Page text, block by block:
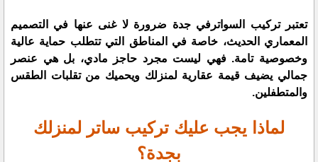
​تعتبر تركيب السواترفي جدة ضرورة لا غنى عنها في التصميم
المعماري الحديث، خاصة في المناطق التي تتطلب حماية عالية
وخصوصية تامة. فهي ليست مجرد حاجز مادي، بل هي عنصر
جمالي يضيف قيمة عقارية لمنزلك ويحميك من تقلبات الطقس
والمتطفلين.
لماذا يجب عليك تركيب ساتر لمنزلك
بجدة؟